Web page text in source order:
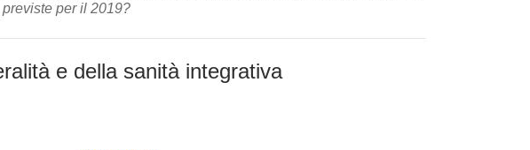
per il 2019?
e della sanità integrativa